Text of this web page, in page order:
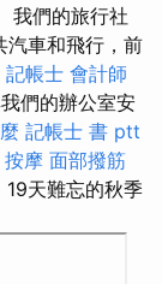
我們的旅行社
汽車和飛行，前
記帳士 會計師
們的辦公室安
記帳士 書 ptt
按摩 面部撥筋
天難忘的秋季